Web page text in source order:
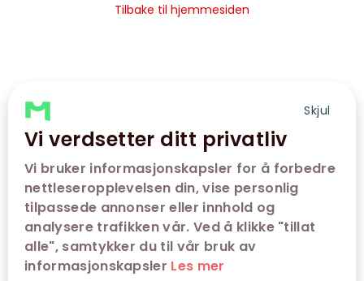
Skjul
Vi verdsetter ditt privatliv
Vi bruker informasjonskapsler for å forbedre
nettleseropplevelsen din, vise personlig
tilpassede annonser eller innhold og
analysere trafikken vår. Ved å klikke "tillat
alle", samtykker du til vår bruk av
informasjonskapsler Les mer
Tilbake til hjemmesiden